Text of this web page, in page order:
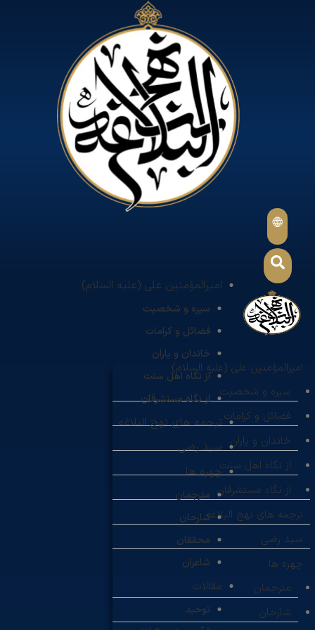
امیرالمؤمنین علی (علیه السلام)
سیره و شخصیت
فضائل و کرامات
خاندان و یاران
از نگاه اهل سنت
از نگاه مستشرقان
ترجمه های نهج البلاغه
سید رضی
چهره ها
مترجمان
شارحان
محققان
شاعران
مقالات
توحید
امیرالمؤمنین علی (علیه السلام)
سیره و شخصیت
فضائل و کرامات
خاندان و یاران
از نگاه اهل سنت
از نگاه مستشرقان
ترجمه های نهج البلاغه
سید رضی
چهره ها
مترجمان
شارحان